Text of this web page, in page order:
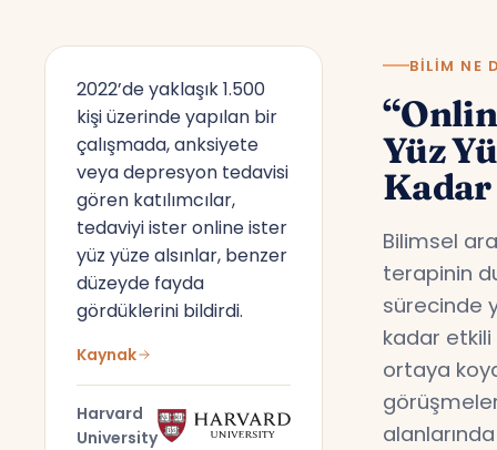
2022’de yaklaşık 1.500
kişi üzerinde yapılan bir
çalışmada, anksiyete
veya depresyon tedavisi
gören katılımcılar,
tedaviyi ister online ister
yüz yüze alsınlar, benzer
düzeyde fayda
gördüklerini bildirdi.
Kaynak
Harvard
University
BILIM NE
Yüz
Bilimsel
terapinin
sürecinde
kadar
ortaya